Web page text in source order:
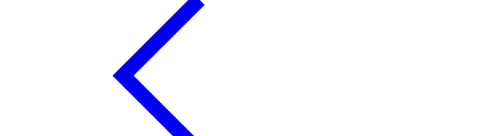
Android:
Details
unter
der
Haube"